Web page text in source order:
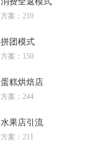
方案：210
拼团模式
方案：150
蛋糕烘焙店
方案：244
水果店引流
方案：211